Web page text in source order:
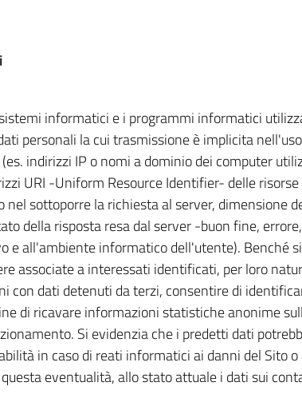
informatici e i programmi informatici
personali la cui trasmissione è implicita
indirizzi IP o nomi a dominio dei computer
URI -Uniform Resource Identifier- delle
nel sottoporre la richiesta al server, dimensione
della risposta resa dal server -buon fine,
e all'ambiente informatico dell'utente). Benché
associate a interessati identificati, per loro
con dati detenuti da terzi, consentire di
di ricavare informazioni statistiche anonime
Si evidenzia che i predetti dati
in caso di reati informatici ai danni del Sito
eventualità, allo stato attuale i dati sui